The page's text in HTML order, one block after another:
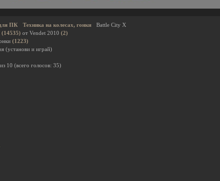
ПК Техника на колесах, гонки
Battle City X
(14535) от Vendet 2010 (2)
(1223)
(установи и играй)
из 10 (всего голосов: 35)